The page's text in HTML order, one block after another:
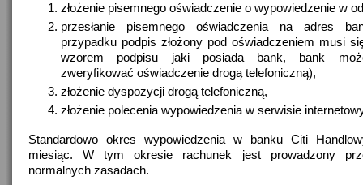
złożenie pisemnego oświadczenie o wypowiedzenie w
przesłanie pisemnego oświadczenia na adres
przypadku podpis złożony pod oświadczeniem musi
wzorem podpisu jaki posiada bank, bank
zweryfikować oświadczenie drogą telefoniczną),
złożenie dyspozycji drogą telefoniczną,
złożenie polecenia wypowiedzenia w serwisie
Standardowo okres wypowiedzenia w banku Citi
miesiąc. W tym okresie rachunek jest prowadzony
normalnych zasadach.